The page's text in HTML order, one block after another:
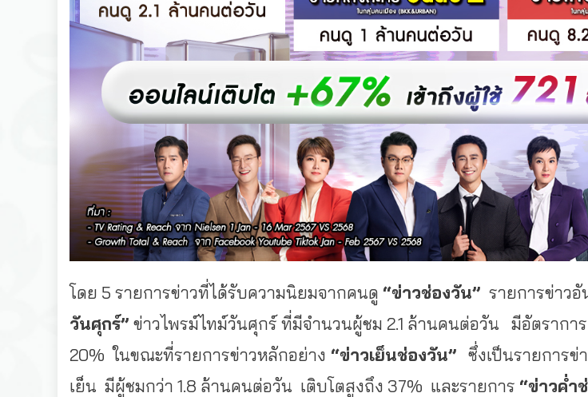
โดย 5 รายการข่าวที่ได้รับความนิยมจากคนดู “ข่าวช่องวัน” รายการข่าวอั
วันศุกร์” ข่าวไพรม์ไทม์วันศุกร์ ที่มีจำนวนผู้ชม 2.1 ล้านคนต่อวัน มีอัตราการ
20% ในขณะที่รายการข่าวหลักอย่าง “ข่าวเย็นช่องวัน” ซึ่งเป็นรายการข่
เย็น มีผู้ชมกว่า 1.8 ล้านคนต่อวัน เติบโตสูงถึง 37% และรายการ “ข่าวค่ำ